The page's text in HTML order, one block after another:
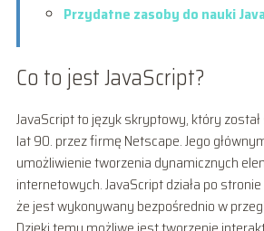
Przydatne zasoby do nauki
Co to jest JavaScript?
JavaScript to język skryptowy, który
lat 90. przez firmę Netscape. Jego
umożliwienie tworzenia dynamicznych
internetowych. JavaScript działa po
że jest wykonywany bezpośrednio w